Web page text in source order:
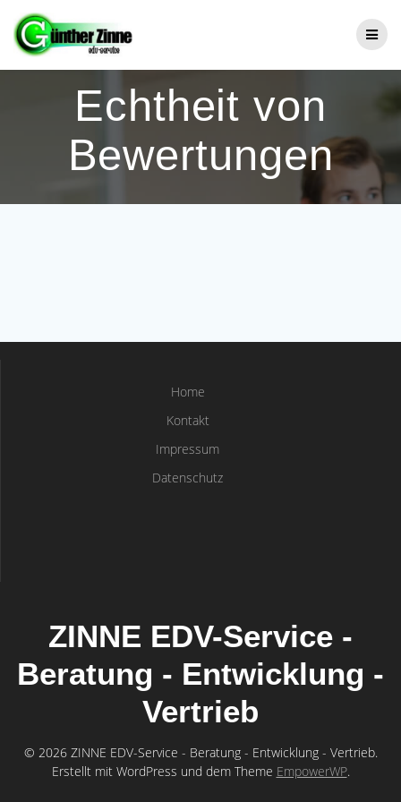
Echtheit von
Bewertungen
Home
Kontakt
Impressum
Datenschutz
ZINNE EDV-Service -
Beratung - Entwicklung -
Vertrieb
© 2026 ZINNE EDV-Service - Beratung - Entwicklung - Vertrieb.
Erstellt mit WordPress und dem Theme EmpowerWP.